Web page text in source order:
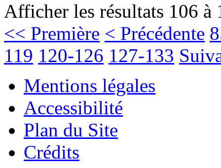
Afficher les résultats 106 à
<< Première < Précédente
119 120-126 127-133
Mentions légales
Accessibilité
Plan du Site
Crédits